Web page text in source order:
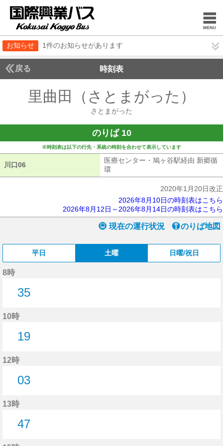
お知らせ 1件のお知らせがあります
戻る 時刻表
里曲田（さとまがった）
さとまがった
のりば 10
※時刻表は以下の行先・系統の時刻を合わせて表示しています
川口06
医療センター・鳩ヶ谷駅経由 新郷循
環
2020年1月20日改正
2026年8月10日の時刻表はこちら
2026年8月12日～2026年8月14日の時刻表はこちら
現在の運行状況 のりば地図
平日 土曜 日曜/祝日
8時
35
10時
19
12時
03
13時
47